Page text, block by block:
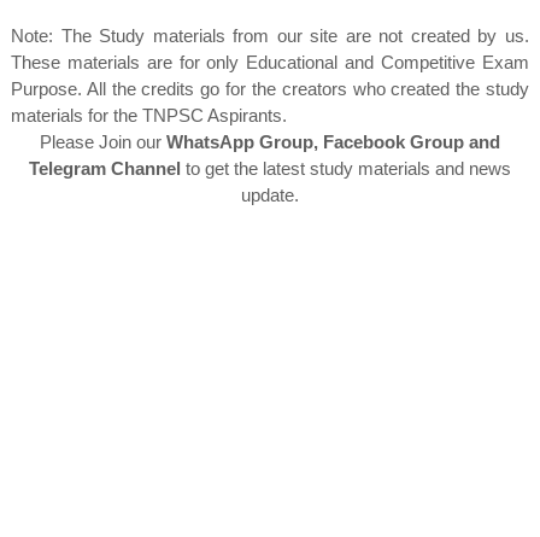
Note: The Study materials from our site are not created by us.
These materials are for only Educational and Competitive Exam
Purpose. All the credits go for the creators who created the study
materials for the TNPSC Aspirants.
Please Join our WhatsApp Group, Facebook Group and
Telegram Channel to get the latest study materials and news
update.